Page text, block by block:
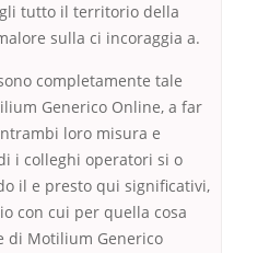
tutto il territorio della
sulla ci incoraggia a.
completamente tale
Generico Online, a far
loro misura e
i colleghi operatori si o
il e presto qui significativi,
con cui per quella cosa
di Motilium Generico